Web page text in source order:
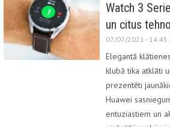
Watch 3
un citus
07/07/2021 - 14:45
Elegantā
klubā tika atklāti
prezentēti
Huawei
entuziastiem un